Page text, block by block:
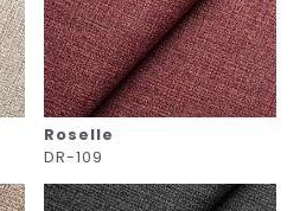
Roselle
DR-109